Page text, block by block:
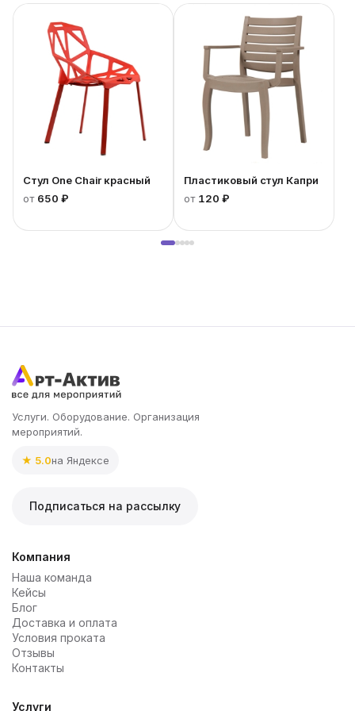
Стул One Chair красный
от 650 ₽
Пластиковый стул Капри
от 120 ₽
Услуги. Оборудование. Организация
мероприятий.
★ 5.0на Яндексе
Подписаться на рассылку
Компания
Наша команда
Кейсы
Блог
Доставка и оплата
Условия проката
Отзывы
Контакты
Услуги